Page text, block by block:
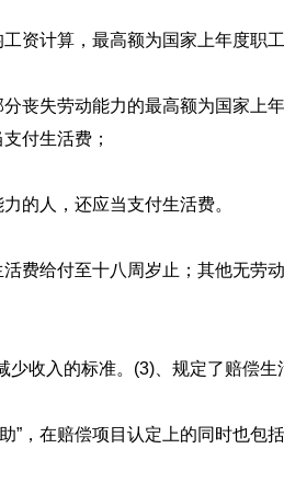
计算，最高额为国家上年度职工
丧失劳动能力的最高额为国家上
付生活费；
的人，还应当支付生活费。
费给付至十八周岁止；其他无劳
收入的标准。(3)、规定了赔偿生
，在赔偿项目认定上的同时也包